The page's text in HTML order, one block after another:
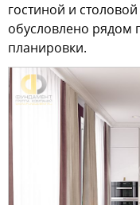
гостиной и
обусловлено рядом
планировки.